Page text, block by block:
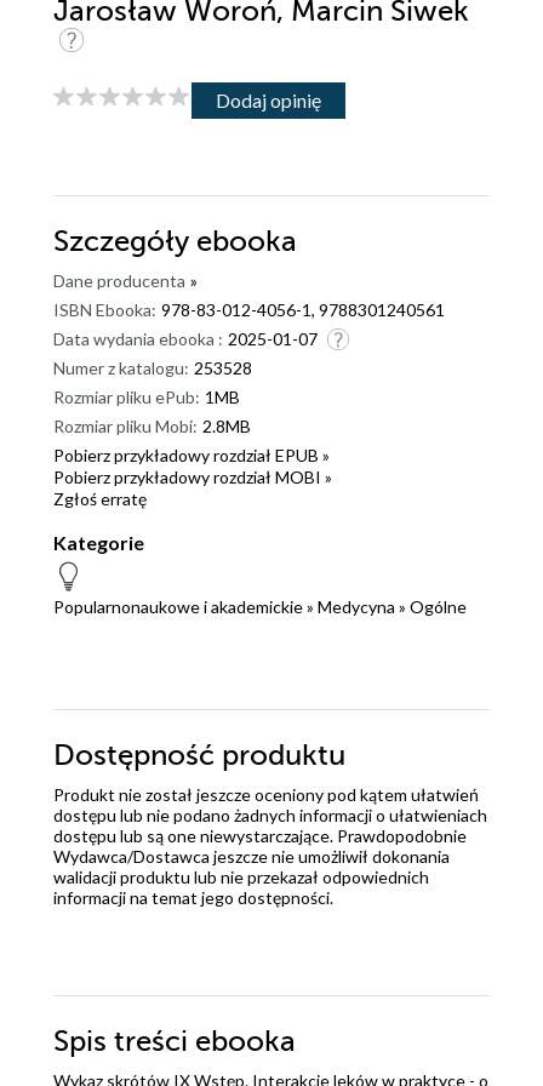
Jarosław Woroń, Marcin Siwek
Dodaj opinię
Szczegóły ebooka
Dane producenta »
ISBN Ebooka: 978-83-012-4056-1, 9788301240561
Data wydania ebooka : 2025-01-07
Numer z katalogu: 253528
Rozmiar pliku ePub: 1MB
Rozmiar pliku Mobi: 2.8MB
Pobierz przykładowy rozdział EPUB »
Pobierz przykładowy rozdział MOBI »
Zgłoś erratę
Kategorie
Popularnonaukowe i akademickie» Medycyna » Ogólne
Dostępność produktu
Produkt nie został jeszcze oceniony pod kątem ułatwień
dostępu lub nie podano żadnych informacji o ułatwieniach
dostępu lub są one niewystarczające. Prawdopodobnie
Wydawca/Dostawca jeszcze nie umożliwił dokonania
walidacji produktu lub nie przekazał odpowiednich
informacji na temat jego dostępności.
Spis treści ebooka
Wykaz skrótów IX Wstęp. Interakcje leków w praktyce - o